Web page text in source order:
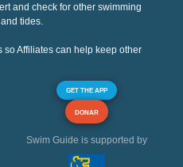
and check for other swimming
tides.
Affiliates can help keep other
GET THE APP
DONAR
Swim Guide is supported by